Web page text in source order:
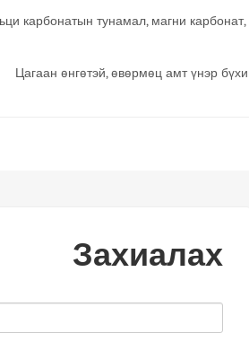
карбонатын тунамал, магни
өнгөтэй, өвөрмөц амт үнэр
Захиалах